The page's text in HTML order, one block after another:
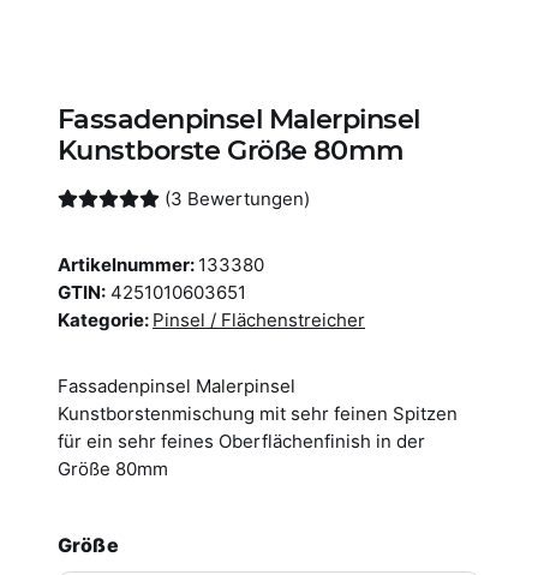
Fassadenpinsel Malerpinsel
Kunstborste Größe 80mm
(3 Bewertungen)
Artikelnummer: 133380
GTIN: 4251010603651
Kategorie: Pinsel / Flächenstreicher
Fassadenpinsel Malerpinsel
Kunstborstenmischung mit sehr feinen Spitzen
für ein sehr feines Oberflächenfinish in der
Größe 80mm
Größe